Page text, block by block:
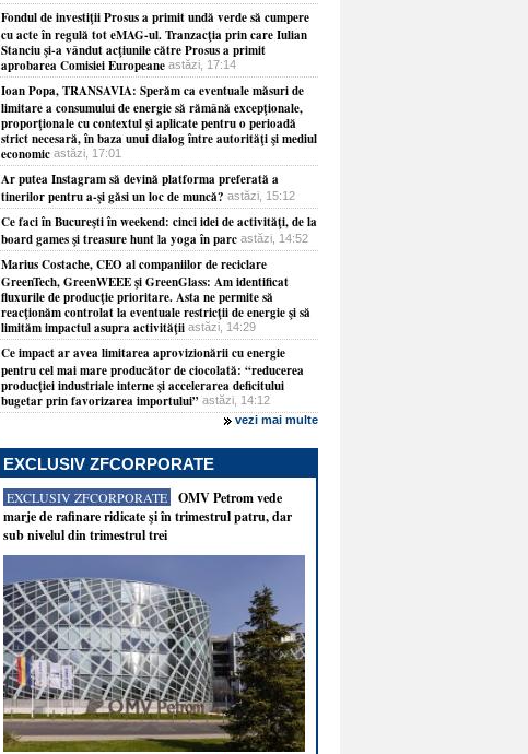
Fondul de investiţii Prosus a primit undă verde să cumpere
cu acte în regulă tot eMAG-ul. Tranzacţia prin care Iulian
Stanciu şi-a vândut acţiunile către Prosus a primit
aprobarea Comisiei Europeane astăzi, 17:14
Ioan Popa, TRANSAVIA: Sperăm ca eventuale măsuri de
limitare a consumului de energie să rămână excepţionale,
proporţionale cu contextul şi aplicate pentru o perioadă
strict necesară, în baza unui dialog între autorităţi şi mediul
economic astăzi, 17:01
Ar putea Instagram să devină platforma preferată a
tinerilor pentru a-şi găsi un loc de muncă? astăzi, 15:12
Ce faci în Bucureşti în weekend: cinci idei de activităţi, de la
board games şi treasure hunt la yoga în parc astăzi, 14:52
Marius Costache, CEO al companiilor de reciclare
GreenTech, GreenWEEE şi GreenGlass: Am identificat
fluxurile de producţie prioritare. Asta ne permite să
reacţionăm controlat la eventuale restricţii de energie şi să
limităm impactul asupra activităţii astăzi, 14:29
Ce impact ar avea limitarea aprovizionării cu energie
pentru cel mai mare producător de ciocolată: “reducerea
producţiei industriale interne şi accelerarea deficitului
bugetar prin favorizarea importului” astăzi, 14:12
vezi mai multe
EXCLUSIV ZFCORPORATE
EXCLUSIV ZFCORPORATE
OMV Petrom vede
marje de rafinare ridicate şi în trimestrul patru, dar
sub nivelul din trimestrul trei